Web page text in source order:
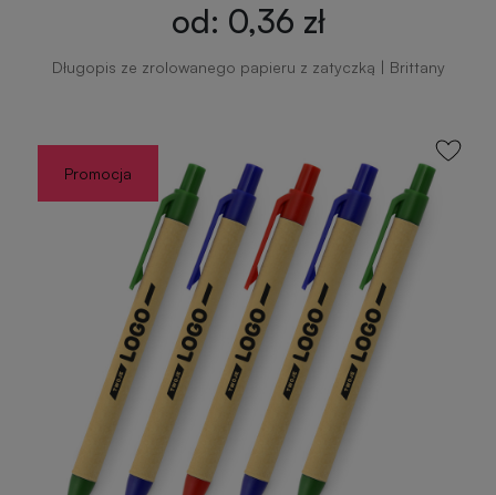
od: 0,36 zł
Długopis ze zrolowanego papieru z zatyczką | Brittany
Promocja